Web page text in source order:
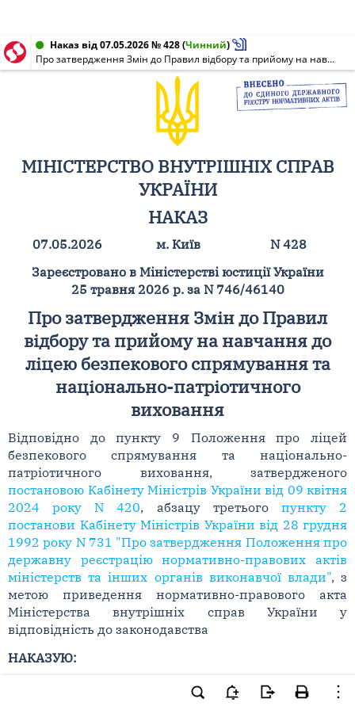
Наказ від 07.05.2026 № 428(Чинний)
Про затвердження Змін до Правил відбору та прийому на навчання до ліцею безпекового спрямування та національно-патріотичного виховання